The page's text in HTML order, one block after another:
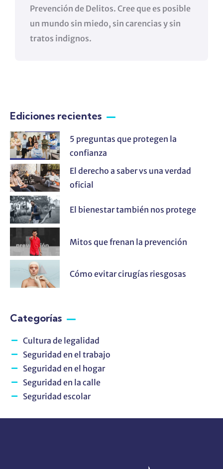
Prevención de Delitos. Cree que es posible
un mundo sin miedo, sin carencias y sin
tratos indignos.
Ediciones recientes
5 preguntas que protegen la
confianza
El derecho a saber vs una verdad
oficial
El bienestar también nos protege
Mitos que frenan la prevención
Cómo evitar cirugías riesgosas
Categorías
Cultura de legalidad
Seguridad en el trabajo
Seguridad en el hogar
Seguridad en la calle
Seguridad escolar